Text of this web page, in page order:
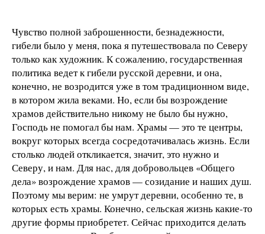
Чувство полной заброшенности, безнадежности,
гибели было у меня, пока я путешествовала по Северу
только как художник. К сожалению, государственная
политика ведет к гибели русской деревни, и она,
конечно, не возродится уже в том традиционном виде,
в котором жила веками. Но, если бы возрождение
храмов действительно никому не было бы нужно,
Господь не помогал бы нам. Храмы — это те центры,
вокруг которых всегда сосредотачивалась жизнь. Если
столько людей откликается, значит, это нужно и
Северу, и нам. Для нас, для добровольцев «Общего
дела» возрождение храмов — созидание и наших душ.
Поэтому мы верим: не умрут деревни, особенно те, в
которых есть храмы. Конечно, сельская жизнь какие-то
другие формы приобретет. Сейчас приходится делать